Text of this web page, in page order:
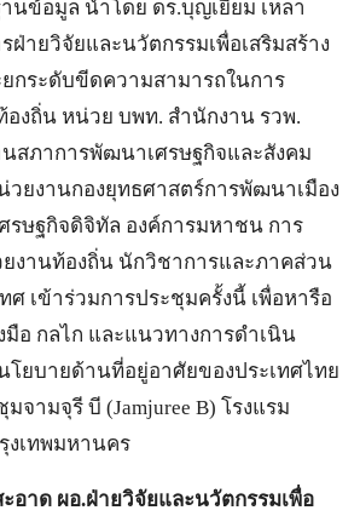
นข้อมูล นำโดย ดร.บุญเยี่ยม เหลา
ฝ่ายวิจัยและนวัตกรรมเพื่อเสริมสร้าง
กระดับขีดความสามารถในการ
องถิ่น หน่วย บพท. สำนักงาน รวพ.
สภาการพัฒนาเศรษฐกิจและสังคม
ยงานกองยุทธศาสตร์การพัฒนาเมือง
รษฐกิจดิจิทัล องค์การมหาชน การ
งานท้องถิ่น นักวิชาการและภาคส่วน
ศ เข้าร่วมการประชุมครั้งนี้ เพื่อหารือ
อ กลไก และแนวทางการดำเนิน
โยบายด้านที่อยู่อาศัยของประเทศไทย
จามจุรี บี (Jamjuree B) โรงแรม
งเทพมหานคร
อาด ผอ.ฝ่ายวิจัยและนวัตกรรมเพื่อ